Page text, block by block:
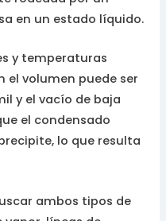
en un estado líquido.
y temperaturas
el volumen puede ser
y el vacío de baja
el condensado
lo que resulta
ambos tipos de